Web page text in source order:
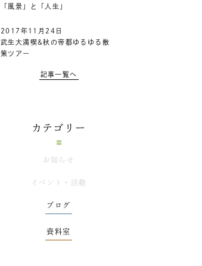
「風景」と「人生」
2017年11月24日
武生大満喫&秋の帝都ゆるゆる散
策ツアー
記事一覧へ
カテゴリー
お知らせ
イベント・活動
ブログ
資料室